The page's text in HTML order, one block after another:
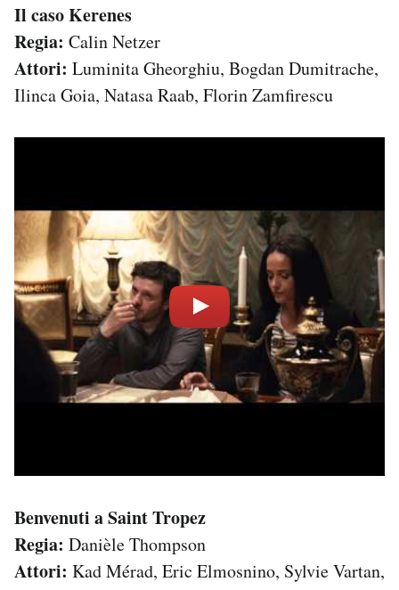
Il caso Kerenes
Regia: Calin Netzer
Attori: Luminita Gheorghiu, Bogdan Dumitrache,
Ilinca Goia, Natasa Raab, Florin Zamfirescu
Benvenuti a Saint Tropez
Regia: Danièle Thompson
Attori: Kad Mérad, Eric Elmosnino, Sylvie Vartan,